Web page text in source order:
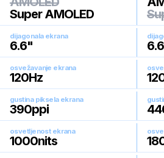
Super AMOLED
dijagonala ekrana
6.6"
osvežavanje ekrana
120Hz
gustina piksela ekrana
390ppi
osvetljenost ekrana
1000nits